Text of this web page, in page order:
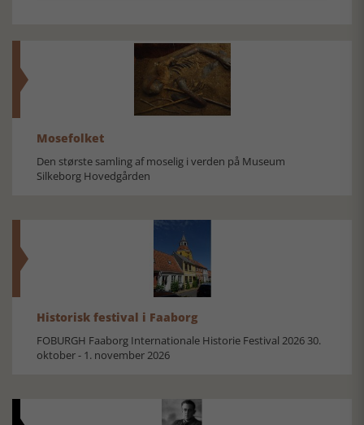
Mosefolket
Den største samling af moselig i verden på Museum
Silkeborg Hovedgården
Historisk festival i Faaborg
FOBURGH Faaborg Internationale Historie Festival 2026 30.
oktober - 1. november 2026